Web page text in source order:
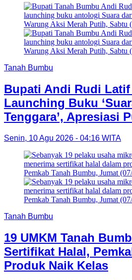
Tanah Bumbu
Bupati Andi Rudi Latif
Launching Buku
Tenggara’, Apresiasi
Senin, 10 Agu 2026 - 04:16 WITA
Tanah Bumbu
19 UMKM Tanah
Sertifikat Halal,
Produk Naik Kelas